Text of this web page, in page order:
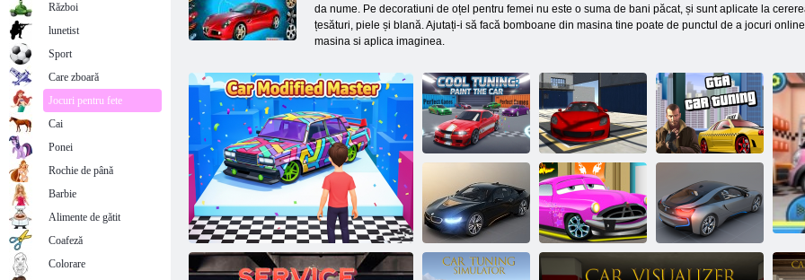
da nume. Pe decoratiuni de oțel pentru femei nu este o suma de bani păcat, și sunt aplicate la
țesături, piele și blană. Ajutați-i să facă bomboane din masina tine poate de punctul de a jocuri
masina si aplica imaginea.
Tuning cool:
vopsiți mașina
Vopsea de
reglare rece a
mașinii
Tuning mașină
Gta
Război
lunetist
Sport
Care zboară
Jocuri pentru fete
Cai
Ponei
Rochie de până
Barbie
Alimente de gătit
Coafeză
Colorare